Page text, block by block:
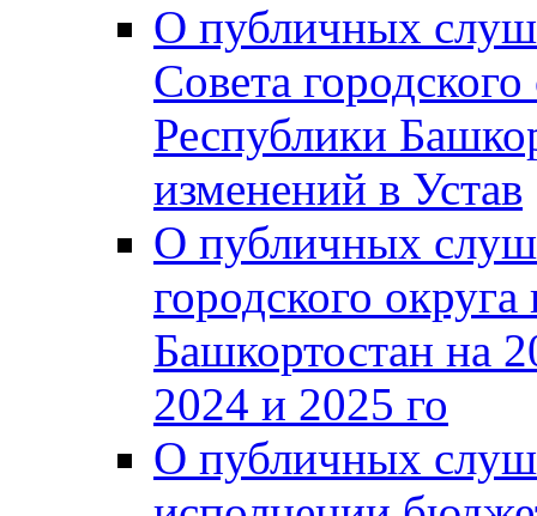
О публичных
Совета
Республики
изменений в Устав
О публичных
городского
Башкортостан на
2024 и 2025 го
О публичных